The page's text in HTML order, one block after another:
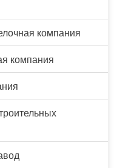
компания
компания